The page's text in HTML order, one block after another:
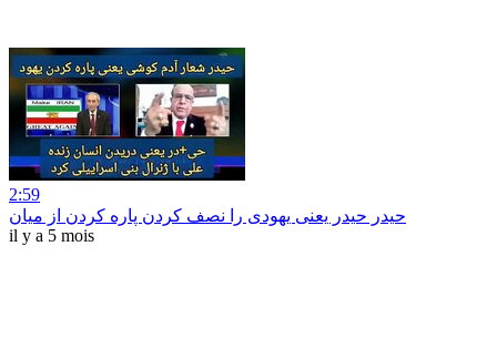
2:59
حیدر حیدر یعنی یهودی را نصف کردن پاره کردن از میان
il y a 5 mois